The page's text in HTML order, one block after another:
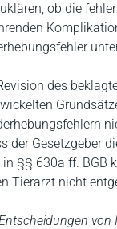
ob die
des
der Gesetzgeber
§§ 630a ff. BGB
Tierarzt nicht